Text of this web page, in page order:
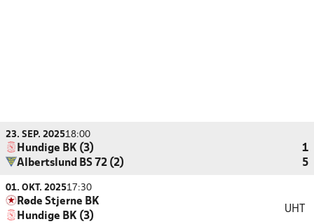
23. SEP. 202518:00
Hundige BK (3)
1
Albertslund BS 72 (2)
5
01. OKT. 202517:30
Røde Stjerne BK
Hundige BK (3)
UHT